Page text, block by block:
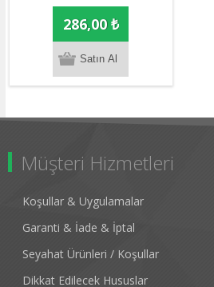
286,00 ₺
Müşteri Hizmetleri
Koşullar & Uygulamalar
Garanti & İade & İptal
Seyahat Ürünleri / Koşullar
Dikkat Edilecek Hususlar